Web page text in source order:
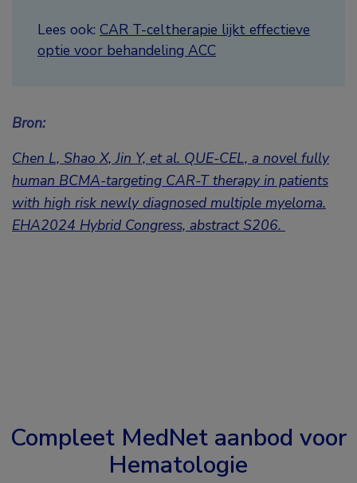
Lees ook: CAR T-celtherapie lijkt effectieve
optie voor behandeling ACC
Bron:
Chen L, Shao X, Jin Y, et al. QUE-CEL, a novel fully
human BCMA-targeting CAR-T therapy in patients
with high risk newly diagnosed multiple myeloma.
EHA2024 Hybrid Congress, abstract S206.
Compleet MedNet aanbod voor
Hematologie